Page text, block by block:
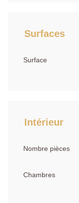
Surfaces
Surface
Intérieur
Nombre pièces
Chambres